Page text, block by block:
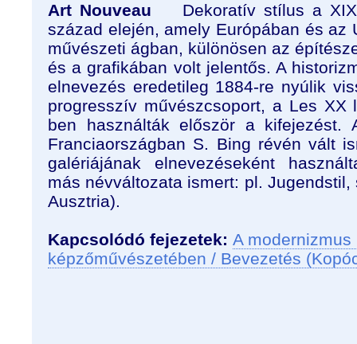
Art Nouveau
Dekoratív stílus a
század elején, amely Európában és az
művészeti ágban, különösen az
és a grafikában volt jelentős. A
elnevezés eredetileg 1884-re nyúlik
progresszív művészcsoport, a Les
ben használták először a kifejezést.
Franciaországban S. Bing révén vált
galériájának elnevezéseként
más névváltozata ismert: pl.
Ausztria).
Kapcsolódó fejezetek: A
képzőművészetében / Bevezetés